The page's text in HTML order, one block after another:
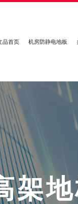
品首页 机房防静电地板
架地